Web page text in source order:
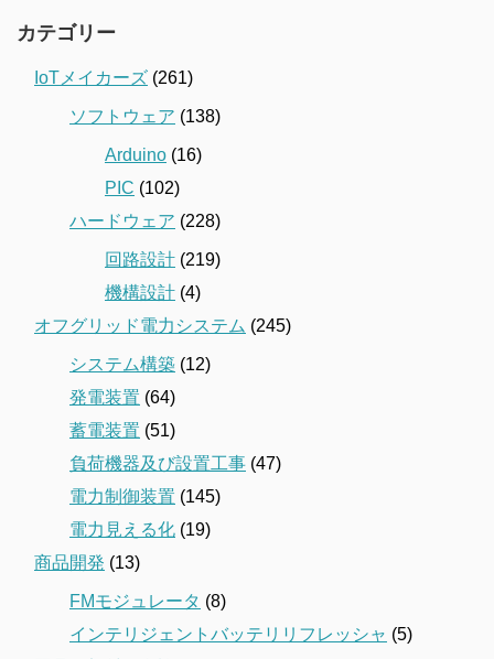
カテゴリー
IoTメイカーズ (261)
ソフトウェア (138)
Arduino (16)
PIC (102)
ハードウェア (228)
回路設計 (219)
機構設計 (4)
オフグリッド電力システム (245)
システム構築 (12)
発電装置 (64)
蓄電装置 (51)
負荷機器及び設置工事 (47)
電力制御装置 (145)
電力見える化 (19)
商品開発 (13)
FMモジュレータ (8)
インテリジェントバッテリリフレッシャ (5)